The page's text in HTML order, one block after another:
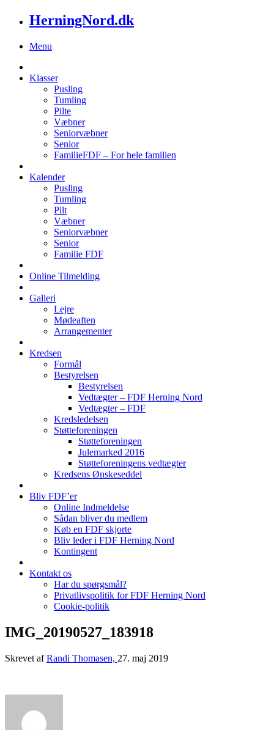
HerningNord.dk
Menu
Klasser
Pusling
Tumling
Pilte
Væbner
Seniorvæbner
Senior
FamilieFDF – For hele familien
Kalender
Pusling
Tumling
Pilt
Væbner
Seniorvæbner
Senior
Familie FDF
Online Tilmelding
Galleri
Lejre
Mødeaften
Arrangementer
Kredsen
Formål
Bestyrelsen
Bestyrelsen
Vedtægter – FDF Herning Nord
Vedtægter – FDF
Kredsledelsen
Støtteforeningen
Støtteforeningen
Julemarked 2016
Støtteforeningens vedtægter
Kredsens Ønskeseddel
Bliv FDF’er
Online Indmeldelse
Sådan bliver du medlem
Køb en FDF skjorte
Bliv leder i FDF Herning Nord
Kontingent
Kontakt os
Har du spørgsmål?
Privatlivspolitik for FDF Herning Nord
Cookie-politik
IMG_20190527_183918
Skrevet afRandi Thomasen, 27. maj 2019